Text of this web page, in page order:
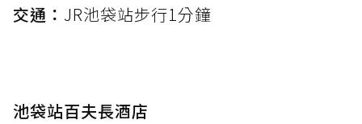
交通： JR池袋站步行1分鐘
池袋站百夫長酒店